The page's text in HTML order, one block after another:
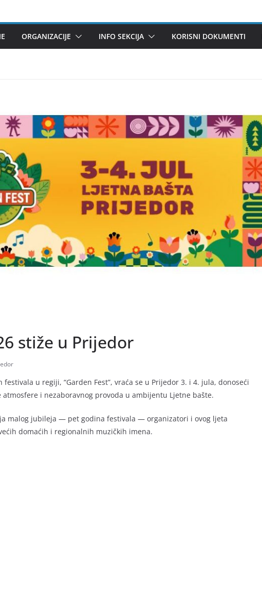
ORGANIZACIJE INFO SEKCIJA KORISNI DOKUMENTI
stiže u Prijedor
u regiji, “Garden Fest”, vraća se u Prijedor 3. i 4. jula, donoseći
i nezaboravnog provoda u ambijentu Ljetne bašte.
malog jubileja — pet godina festivala — organizatori i ovog ljeta
domaćih i regionalnih muzičkih imena.